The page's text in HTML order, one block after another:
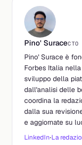
Pino' Surace
Pino' Surace è
Forbes Italia
sviluppo della
dall'analisi delle
coordina la
dalla sua
e aggiornate su
LinkedIn·La